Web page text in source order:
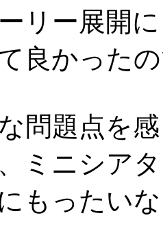
リー展開
良かった
問題点を
ミニシア
もったい